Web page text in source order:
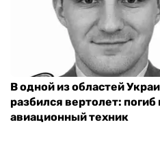
В одной из областей
разбился вертолет:
авиационный техник